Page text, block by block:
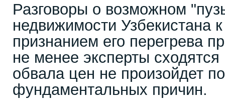
Разговоры о возможном
недвижимости Узбекистана
признанием его перегрева
не менее эксперты
обвала цен не произойдет
фундаментальных причин.